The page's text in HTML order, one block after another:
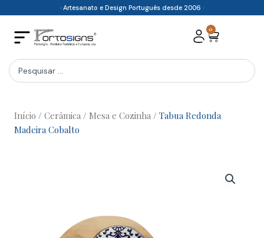
content
· Artesanato e Design Português desde 2006 ·
0
Cart
Search
...
Início / Cerâmica / Mesa e Cozinha / Tabua Redonda
Madeira Cobalto